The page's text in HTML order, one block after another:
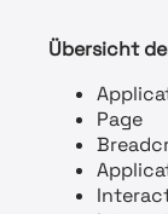
Übersicht
Page